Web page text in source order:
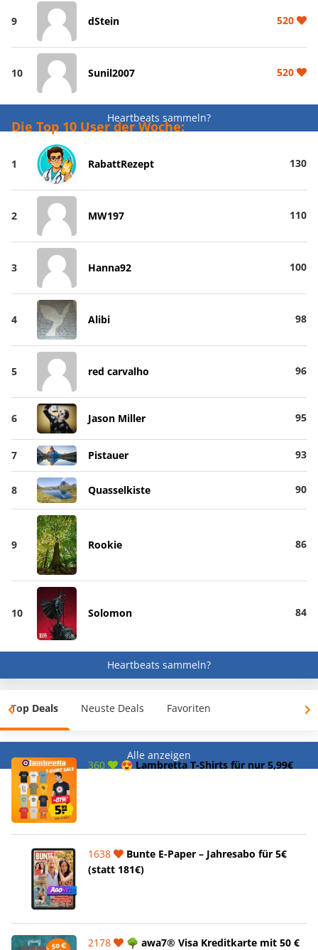
9 dStein 520
10 Sunil2007 520
Heartbeats sammeln?
Die Top 10 User der Woche:
1 RabattRezept 130
2 MW197 110
3 Hanna92 100
4 Alibi 98
5 red carvalho 96
6 Jason Miller 95
7 Pistauer 93
8 Quasselkiste 90
9 Rookie 86
10 Solomon 84
Heartbeats sammeln?
Top Deals Neuste Deals Favoriten
Alle anzeigen
360 😍 Lambretta T-Shirts für nur 5,99€
1638
Bunte E-Paper – Jahresabo für 5€
(statt 181€)
2178
🌳 awa7® Visa Kreditkarte mit 50 €